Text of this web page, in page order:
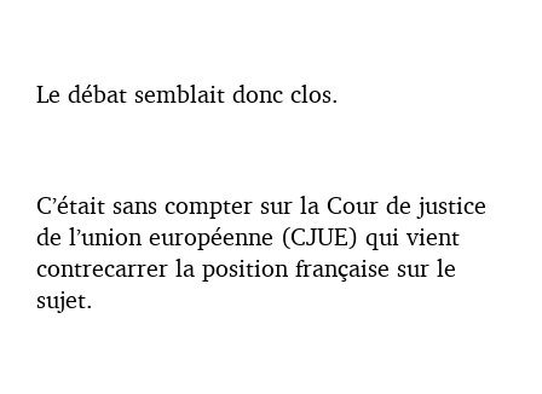
Le débat semblait donc clos.
C’était sans compter sur la Cour de justice
de l’union européenne (CJUE) qui vient
contrecarrer la position française sur le
sujet.